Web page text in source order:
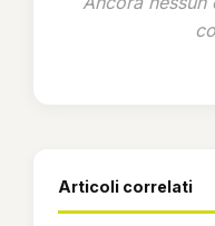
Articoli correlati